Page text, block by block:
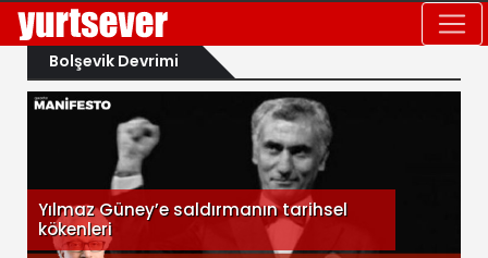
Bolşevik Devrimi
Yılmaz Güney’e saldırmanın tarihsel
kökenleri